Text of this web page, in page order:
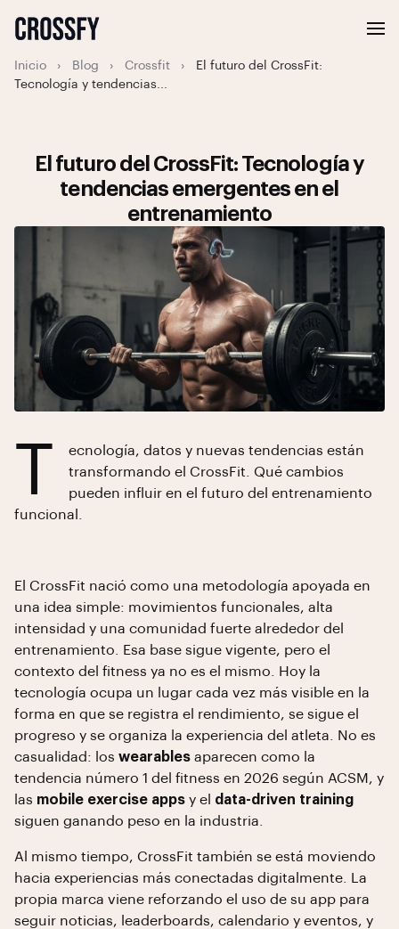
Inicio › Blog › Crossfit ›
El futuro del CrossFit:
Tecnología y tendencias...
El futuro del CrossFit: Tecnología y
tendencias emergentes en el
entrenamiento
T
ecnología, datos y nuevas tendencias están
transformando el CrossFit. Qué cambios
pueden influir en el futuro del entrenamiento
funcional.
El CrossFit nació como una metodología apoyada en
una idea simple: movimientos funcionales, alta
intensidad y una comunidad fuerte alrededor del
entrenamiento. Esa base sigue vigente, pero el
contexto del fitness ya no es el mismo. Hoy la
tecnología ocupa un lugar cada vez más visible en la
forma en que se registra el rendimiento, se sigue el
progreso y se organiza la experiencia del atleta. No es
casualidad: los wearables aparecen como la
tendencia número 1 del fitness en 2026 según ACSM, y
las mobile exercise apps y el data-driven training
siguen ganando peso en la industria.
Al mismo tiempo, CrossFit también se está moviendo
hacia experiencias más conectadas digitalmente. La
propia marca viene reforzando el uso de su app para
seguir noticias, leaderboards, calendario y eventos, y